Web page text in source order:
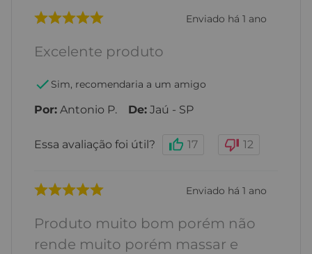
Enviado há 1 ano
Excelente produto
Sim, recomendaria a um amigo
Por: Antonio P. De: Jaú - SP
Essa avaliação foi útil? 17 12
Enviado há 1 ano
Produto muito bom porém não
rende muito porém massar e